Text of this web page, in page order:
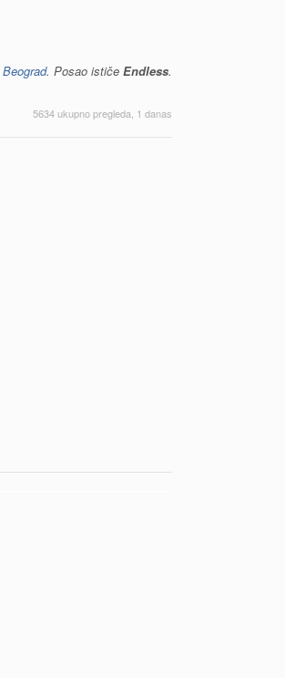
Beograd. Posao ističe Endless.
5634 ukupno pregleda, 1 danas